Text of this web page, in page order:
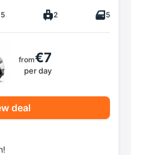
5 2 5
from€7
per day
deal